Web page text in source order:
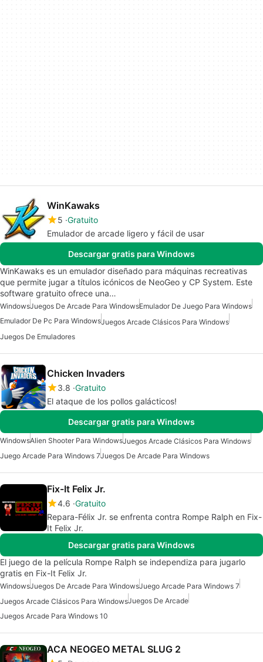
WinKawaks
5 Gratuito
Emulador de arcade ligero y fácil de usar
Descargar gratis para Windows
WinKawaks es un emulador diseñado para máquinas recreativas
que permite jugar a títulos icónicos de NeoGeo y CP System. Este
software gratuito ofrece una…
WindowsJuegos De Arcade Para WindowsEmulador De Juego Para Windows
Emulador De Pc Para WindowsJuegos Arcade Clásicos Para Windows
Juegos De Emuladores
Chicken Invaders
3.8 Gratuito
El ataque de los pollos galácticos!
Descargar gratis para Windows
WindowsAlien Shooter Para WindowsJuegos Arcade Clásicos Para Windows
Juego Arcade Para Windows 7Juegos De Arcade Para Windows
Fix-It Felix Jr.
4.6 Gratuito
Repara-Félix Jr. se enfrenta contra Rompe Ralph en Fix-
It Felix Jr.
Descargar gratis para Windows
El juego de la película Rompe Ralph se independiza para jugarlo
gratis en Fix-It Felix Jr.
WindowsJuegos De Arcade Para WindowsJuego Arcade Para Windows 7
Juegos Arcade Clásicos Para WindowsJuegos De Arcade
Juegos Arcade Para Windows 10
ACA NEOGEO METAL SLUG 2